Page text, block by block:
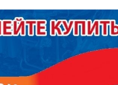
2 422,40 Р
В КОРЗИНУ